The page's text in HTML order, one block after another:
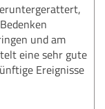
und am
eine sehr gute
Ereignisse